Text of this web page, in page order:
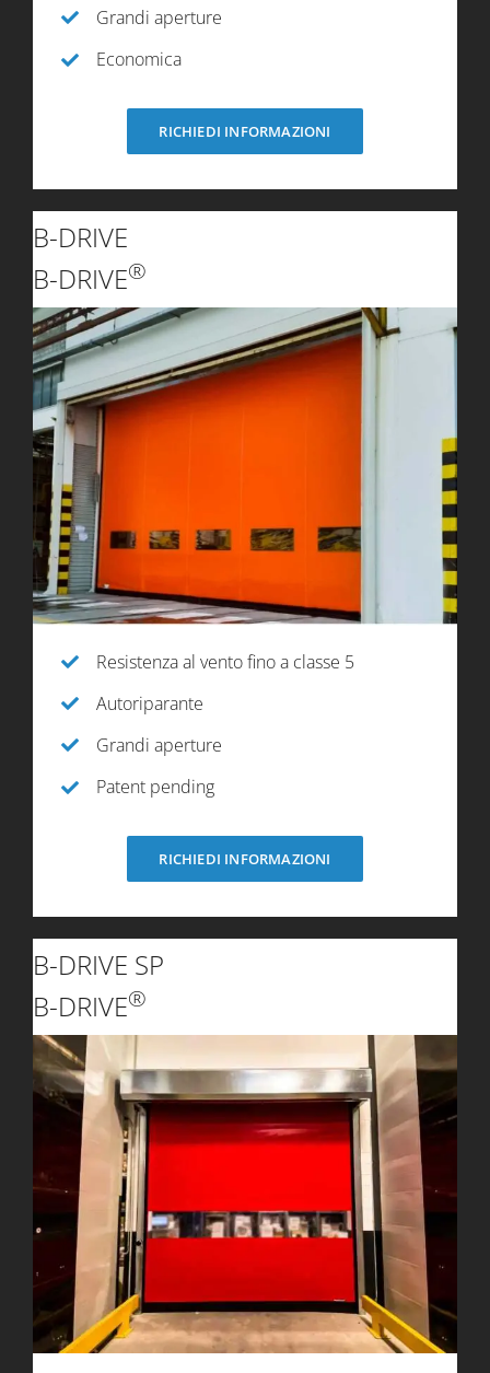
Grandi aperture
Economica
RICHIEDI INFORMAZIONI
B-DRIVE
B-DRIVE®
Resistenza al vento fino a classe 5
Autoriparante
Grandi aperture
Patent pending
RICHIEDI INFORMAZIONI
B-DRIVE SP
B-DRIVE®